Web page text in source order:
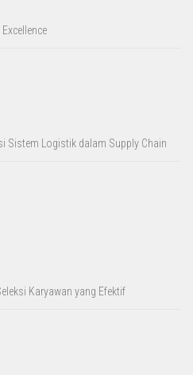
Sistem Logistik dalam Supply Chain
Karyawan yang Efektif